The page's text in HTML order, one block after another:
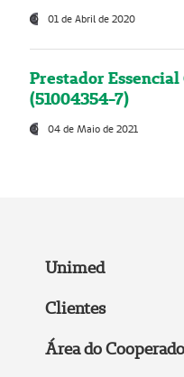
01 de Abril de 2020
Prestador
(51004354-7)
04 de Maio de 2021
Unimed
Clientes
Área do Cooperado